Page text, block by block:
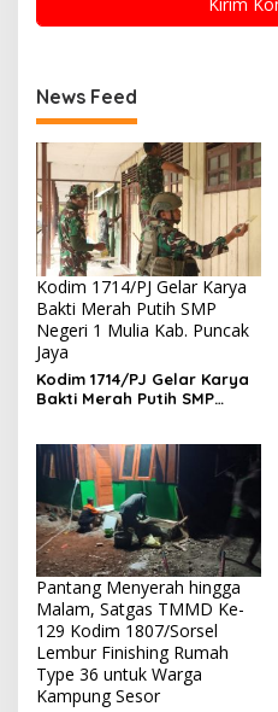
News Feed
Kodim 1714/PJ Gelar Karya
Bakti Merah Putih SMP
Negeri 1 Mulia Kab. Puncak
Jaya
Kodim 1714/PJ Gelar Karya
Bakti Merah Putih SMP
Pantang Menyerah hingga
Malam, Satgas TMMD Ke-
129 Kodim 1807/Sorsel
Lembur Finishing Rumah
Type 36 untuk Warga
Kampung Sesor